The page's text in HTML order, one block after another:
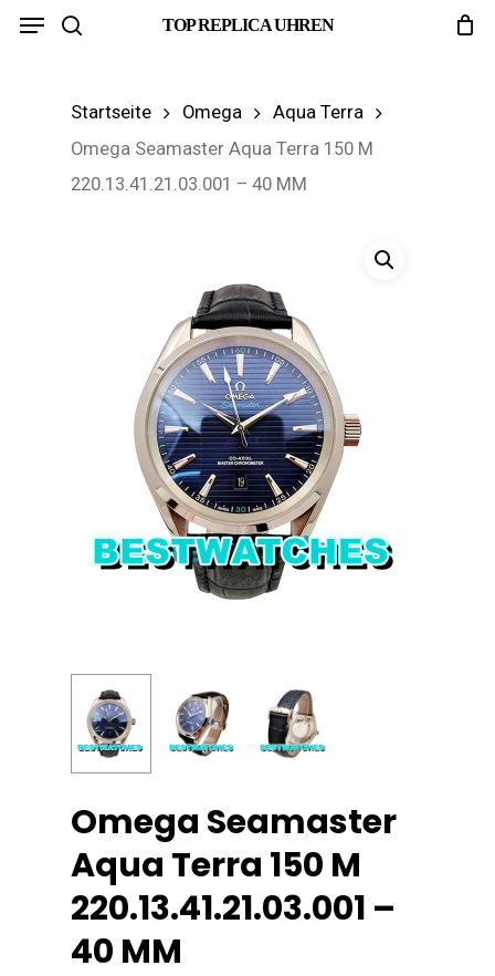
Skip
TOP REPLICA UHREN
Menu
Startseite Omega
Aqua Terra
Omega Seamaster Aqua Terra 150 M
220.13.41.21.03.001 – 40 MM
Omega Seamaster
Aqua Terra 150 M
220.13.41.21.03.001 –
40 MM